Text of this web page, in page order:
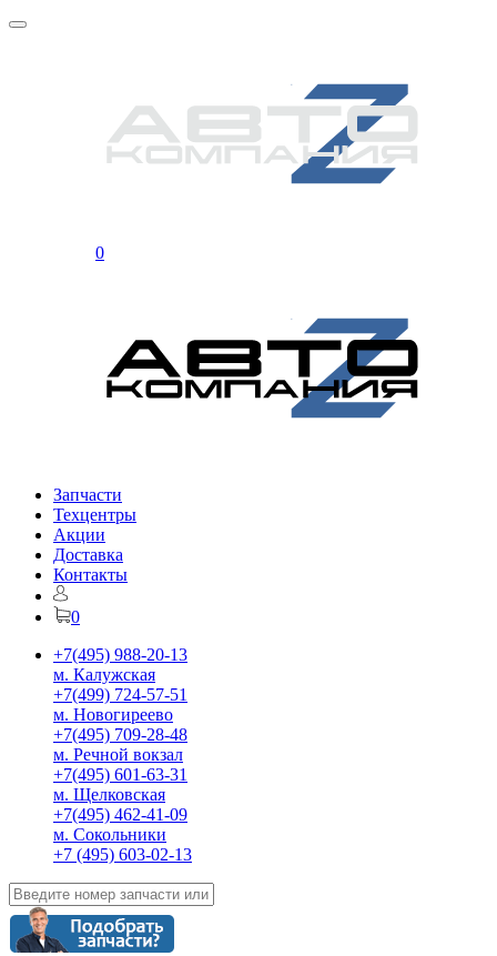
0
Запчасти
Техцентры
Акции
Доставка
Контакты
0
+7(495) 988-20-13
м. Калужская
+7(499) 724-57-51
м. Новогиреево
+7(495) 709-28-48
м. Речной вокзал
+7(495) 601-63-31
м. Щелковская
+7(495) 462-41-09
м. Сокольники
+7 (495) 603-02-13